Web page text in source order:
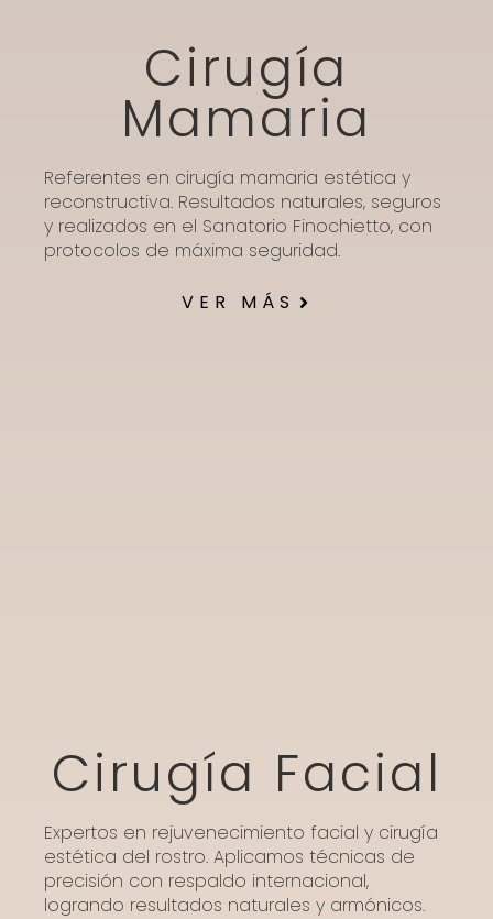
Cirugía
Mamaria
Referentes en cirugía mamaria estética y
reconstructiva. Resultados naturales, seguros
y realizados en el Sanatorio Finochietto, con
protocolos de máxima seguridad.
VER MÁS
Cirugía Facial
Expertos en rejuvenecimiento facial y cirugía
estética del rostro. Aplicamos técnicas de
precisión con respaldo internacional,
logrando resultados naturales y armónicos.